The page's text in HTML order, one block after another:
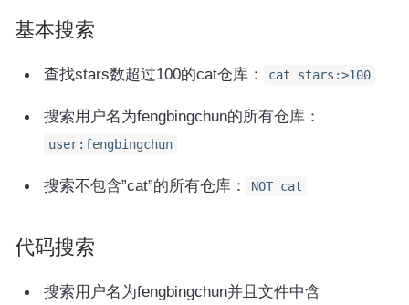
基本搜索
查找stars数超过100的cat仓库： cat stars:>100
搜索用户名为fengbingchun的所有仓库：
user:fengbingchun
搜索不包含”cat”的所有仓库： NOT cat
代码搜索
搜索用户名为fengbingchun并且文件中含